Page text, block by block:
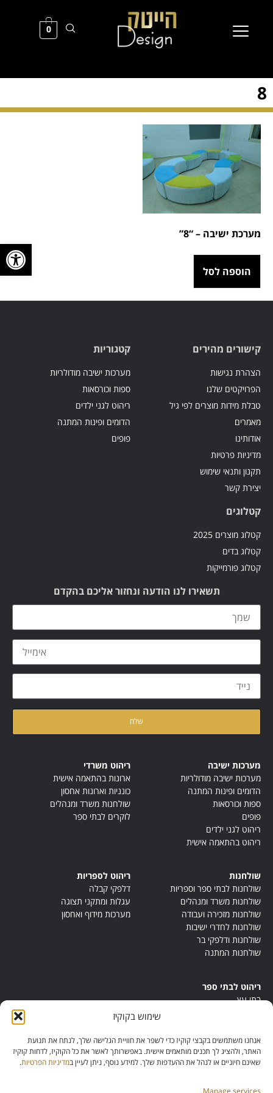
פתח
שימוש בקוקיז
אנחנו משתמשים בקבצי קוקיז כדי לשפר את חוויית הגלישה שלך, לנתח את תנועת
האתר, ולהציג לך תכנים מותאמים אישית. באפשרותך לאשר את כל הקוקיז, לדחות קוקיז
שאינם חיוניים או לנהל את ההעדפות שלך. למידע נוסף, ניתן לעיין במדיניות הפרטיות.
Manage services
0
8
מערכת ישיבה – “8”
הוספה לסל
קישורים מהירים
הצהרת נגישות
הפרויקטים שלנו
טבלת מידות מוצרים לפי גיל
מאמרים
אודותינו
מדיניות פרטיות
תקנון ותנאי שימוש
יצירת קשר
קטגוריות
מערכות ישיבה מודולריות
ספות וכורסאות
ריהוט לגני ילדים
הדומים ופינות המתנה
פופים
קטלוגים
קטלוג מוצרים 2025
קטלוג בדים
קטלוג פורמייקות
תשאירו לנו הודעה ונחזור אליכם בהקדם
מדיניות הפרטיות
מערכות ישיבה
מערכות ישיבה מודולריות
הדומים ופינות המתנה
ספות וכורסאות
פופים
ריהוט לגני ילדים
ריהוט בהתאמה אישית
ריהוט משרדי
ארונות בהתאמה אישית
כונניות וארונות אחסון
שולחנות משרד ומנהלים
לוקרים לבתי ספר
שולחנות
שולחנות לבתי ספר וספריות
שולחנות משרד ומנהלים
שולחנות מזכירה ועבודה
שולחנות לחדרי ישיבות
שולחנות ודלפקי בר
שולחנות המתנה
ריהוט לספריות
דלפקי קבלה
עגלות ומתקני תצוגה
מערכות מידוף ואחסון
ריהוט לבתי ספר
בתי עץ
ריהוט מונטסורי
ריהוט אנתרופוסופי